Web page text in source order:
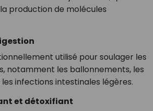
production de molécules
utilisé pour soulager les
notamment les ballonnements, les
infections intestinales légères.
et détoxifiant